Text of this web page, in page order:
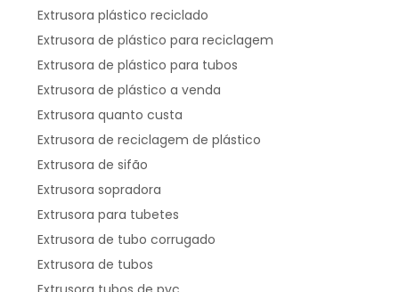
Extrusora plástico reciclado
Extrusora de plástico para reciclagem
Extrusora de plástico para tubos
Extrusora de plástico a venda
Extrusora quanto custa
Extrusora de reciclagem de plástico
Extrusora de sifão
Extrusora sopradora
Extrusora para tubetes
Extrusora de tubo corrugado
Extrusora de tubos